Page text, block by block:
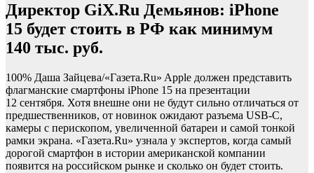
Директор GiX.Ru Демьянов: iPhone
15 будет стоить в РФ как минимум
140 тыс. руб.
100% Даша Зайцева/«Газета.Ru» Apple должен представить
флагманские смартфоны iPhone 15 на презентации
12 сентября. Хотя внешне они не будут сильно отличаться от
предшественников, от новинок ожидают разъема USB-C,
камеры с перископом, увеличенной батареи и самой тонкой
рамки экрана. «Газета.Ru» узнала у экспертов, когда самый
дорогой смартфон в истории американской компании
появится на российском рынке и сколько он будет стоить.